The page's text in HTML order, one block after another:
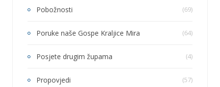
Pobožnosti (69)
Poruke naše Gospe Kraljice Mira (64)
Posjete drugim župama (4)
Propovjedi (57)